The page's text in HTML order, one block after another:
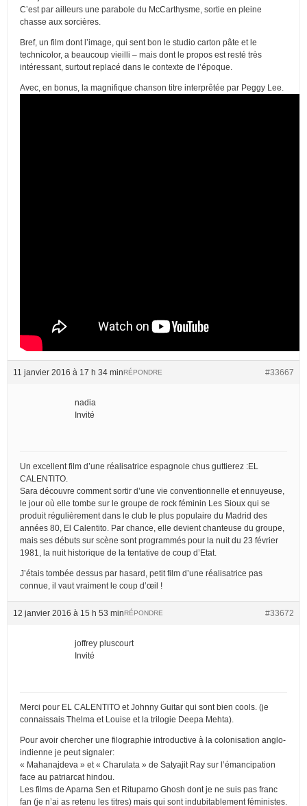
C’est par ailleurs une parabole du McCarthysme, sortie en pleine
chasse aux sorcières.
Bref, un film dont l’image, qui sent bon le studio carton pâte et le
technicolor, a beaucoup vieilli – mais dont le propos est resté très
intéressant, surtout replacé dans le contexte de l’époque.
Avec, en bonus, la magnifique chanson titre interprêtée par Peggy Lee.
11 janvier 2016 à 17 h 34 min #33667
RÉPONDRE
nadia
Invité
Un excellent film d’une réalisatrice espagnole chus guttierez :EL
CALENTITO.
Sara découvre comment sortir d’une vie conventionnelle et ennuyeuse,
le jour où elle tombe sur le groupe de rock féminin Les Sioux qui se
produit régulièrement dans le club le plus populaire du Madrid des
années 80, El Calentito. Par chance, elle devient chanteuse du groupe,
mais ses débuts sur scène sont programmés pour la nuit du 23 février
1981, la nuit historique de la tentative de coup d’Etat.
J’étais tombée dessus par hasard, petit film d’une réalisatrice pas
connue, il vaut vraiment le coup d’œil !
12 janvier 2016 à 15 h 53 min #33672
RÉPONDRE
joffrey pluscourt
Invité
Merci pour EL CALENTITO et Johnny Guitar qui sont bien cools. (je
connaissais Thelma et Louise et la trilogie Deepa Mehta).
Pour avoir chercher une filographie introductive à la colonisation anglo-
indienne je peut signaler:
« Mahanajdeva » et « Charulata » de Satyajit Ray sur l’émancipation
face au patriarcat hindou.
Les films de Aparna Sen et Rituparno Ghosh dont je ne suis pas franc
fan (je n’ai as retenu les titres) mais qui sont indubitablement féministes.